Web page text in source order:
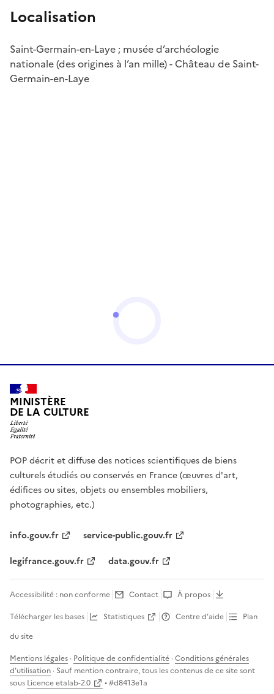
Localisation
Saint-Germain-en-Laye ; musée d’archéologie
nationale (des origines à l’an mille) - Château de Saint-
Germain-en-Laye
MINISTÈRE
DE LA CULTURE
POP décrit et diffuse des notices scientifiques de biens
culturels étudiés ou conservés en France (œuvres d'art,
édifices ou sites, objets ou ensembles mobiliers,
photographies, etc.)
info.gouv.fr
service-public.gouv.fr
legifrance.gouv.fr
data.gouv.fr
Accessibilité : non conforme Contact
À propos
Télécharger les bases
Statistiques Centre d’aide
Plan
du site
Mentions légales · Politique de confidentialité ·Conditions générales
d'utilisation · Sauf mention contraire, tous les contenus de ce site sont
sous Licence etalab-2.0 • #d8413e1a